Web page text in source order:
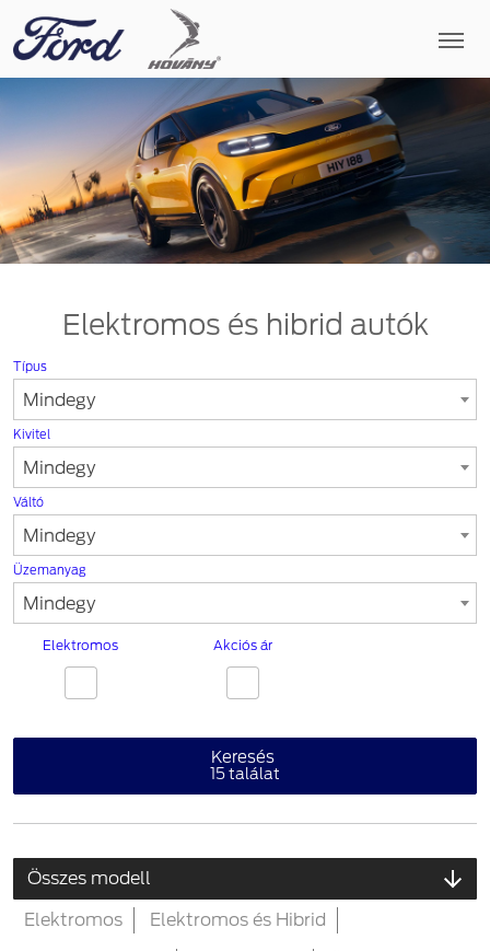
Elektromos és hibrid autók
Típus
Mindegy
Kivitel
Mindegy
Váltó
Mindegy
Üzemanyag
Mindegy
Elektromos Akciós ár
Keresés
15találat
Összes modell
Elektromos
Elektromos és Hibrid